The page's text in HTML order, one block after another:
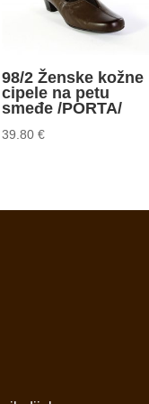
98/2 Ženske kožne
cipele na petu
smeđe /PORTA/
39.80€